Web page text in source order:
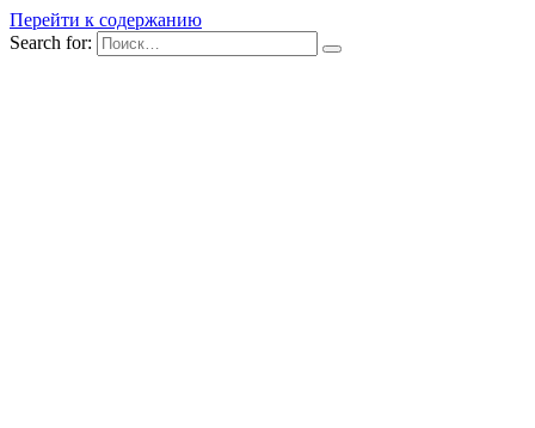
Перейти к содержанию
Search for: